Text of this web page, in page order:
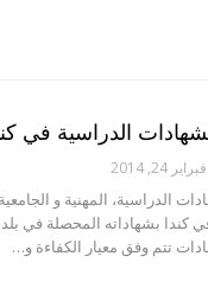
الدراسية في
فبراير 24, 2014
الدراسية، المهنية و
كندا بشهاداته المحصلة في
تتم وفق معيار الكفاءة و…